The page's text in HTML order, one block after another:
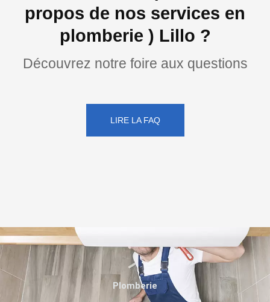
propos de nos services en
plomberie ) Lillo ?
Découvrez notre foire aux questions
LIRE LA FAQ
Plomberie